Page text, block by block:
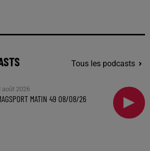
Tous les podcasts
août 2026
MATIN 49 08/08/26